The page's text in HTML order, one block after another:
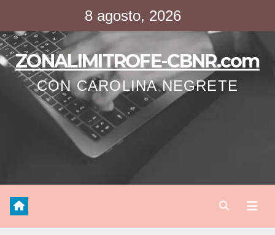
contenido
8 agosto, 2026
ZONALIMITROFE-CBNR.com
CON CAROLINA NEGRETE